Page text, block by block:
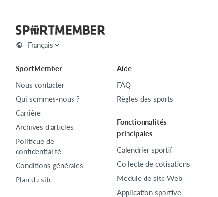
Français
SportMember
Nous contacter
Qui sommes-nous ?
Carrière
Archives d'articles
Politique de
confidentialité
Conditions générales
Plan du site
Aide
FAQ
Règles des sports
Fonctionnalités
principales
Calendrier sportif
Collecte de cotisations
Module de site Web
Application sportive